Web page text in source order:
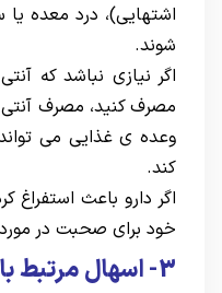
اشتهایی)، درد معده
شوند.
اگر نیازی نباشد که
مصرف کنید، مصرف آنتی
وعده ی غذایی می
کند.
اگر دارو باعث
خود برای صحبت در
3- اسهال مرتبط با مصرف آنتی بیوتیک